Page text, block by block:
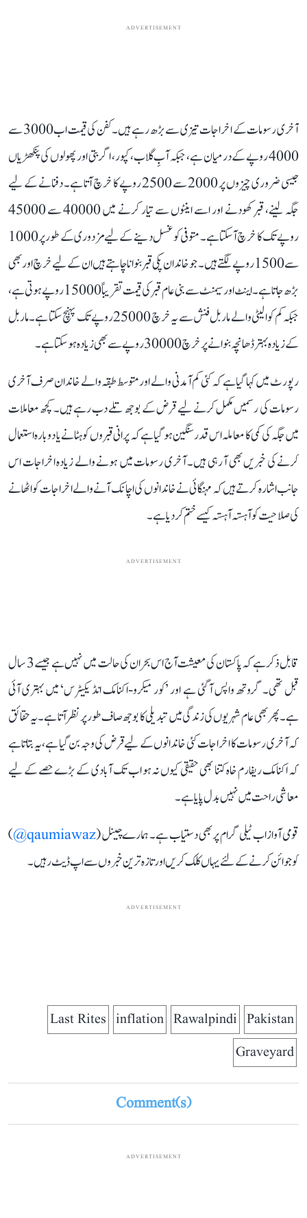
ADVERTISEMENT
آخری رسومات کے اخراجات تیزی سے بڑھ رہے ہیں۔ کفن کی قیمت اب 3000 سے
4000 روپے کے درمیان ہے، جبکہ آبِ گلاب، کپور، اگربتی اور پھولوں کی پنکھڑیاں
جیسی ضروری چیزوں پر 2000 سے 2500 روپے کا خرچ آتا ہے۔ دفنانے کے لیے
جگہ لینے، قبر کھودنے اور اسے اینٹوں سے تیار کرنے میں 40000 سے 45000
روپے تک کا خرچ آ سکتا ہے۔ متوفی کو غسل دینے کے لیے مزدوری کے طور پر 1000
سے 1500 روپے لگتے ہیں۔ جو خاندان پکی قبر بنوانا چاہتے ہیں ان کے لیے خرچ اور بھی
بڑھ جاتا ہے۔ اینٹ اور سیمنٹ سے بنی عام قبر کی قیمت تقریباً 15000 روپے ہوتی ہے،
جبکہ کم کوالیٹی والے ماربل فنش سے یہ خرچ 25000 روپے تک پہنچ سکتا ہے۔ ماربل
کے زیادہ بہتر ڈھانچہ بنوانے پر خرچ 30000 روپے سے بھی زیادہ ہو سکتا ہے۔
رپورٹ میں کہا گیا ہے کہ کئی کم آمدنی والے اور متوسط طبقہ والے خاندان صرف آخری
رسومات کی رسمیں مکمل کرنے لیے قرض کے بوجھ تلے دب رہے ہیں۔ کچھ معاملات
میں جگہ کی کمی کا معاملہ اس قدر سنگین ہو گیا ہے کہ پرانی قبروں کو ہٹانے یا دوبارہ استعمال
کرنے کی خبریں بھی آ رہی ہیں۔ آخری رسومات میں ہونے والے زیادہ اخراجات اس
جانب اشارہ کرتے ہیں کہ مہنگائی نے خاندانوں کی اچانک آنے والے اخراجات کو اٹھانے
کی صلاحیت کو آہستہ آہستہ کیسے ختم کر دیا ہے۔
ADVERTISEMENT
قابل ذکر ہے کہ پاکستان کی معیشت آج اس بحران کی حالت میں نہیں ہے جیسے 3 سال
قبل تھی۔ گروتھ واپس آ گئی ہے اور ’کور میکرو-اکنامک انڈیکیٹرس‘ میں بہتری آئی
ہے۔ پھر بھی عام شہریوں کی زندگی میں تبدیلی کا بوجھ صاف طور پر نظر آتا ہے۔ یہ حقائق
کہ آخری رسومات کا اخراجات کئی خاندانوں کے لیے قرض کی وجہ بن گیا ہے، یہ بتاتا ہے
کہ اکنامک ریفارم خاہ کتنا بھی حقیقی کیوں نہ ہو اب تک آبادی کے بڑے حصے کے لیے
معاشی راحت میں نہیں بدل پایا ہے۔
قومی آواز اب ٹیلی گرام پر بھی دستیاب ہے۔ ہمارے چینل (qaumiawaz@
)
کو جوائن کرنے کے لئے یہاں کلک کریں اور تازہ ترین خبروں سے اپ ڈیٹ رہیں۔
ADVERTISEMENT
Pakistan
Rawalpindi
inflation
Last Rites
Graveyard
Comment(s)
ADVERTISEMENT